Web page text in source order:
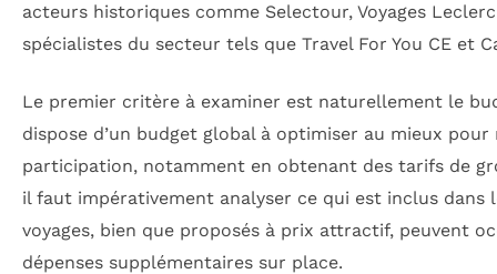
acteurs historiques comme Selectour, Voyages
spécialistes du secteur tels que Travel For You CE et
Le premier critère à examiner est naturellement le
dispose d’un budget global à optimiser au mieux pour
participation, notamment en obtenant des tarifs de
il faut impérativement analyser ce qui est inclus dans
voyages, bien que proposés à prix attractif, peuvent
dépenses supplémentaires sur place.